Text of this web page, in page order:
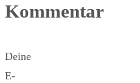
Kommentar
Deine
E-